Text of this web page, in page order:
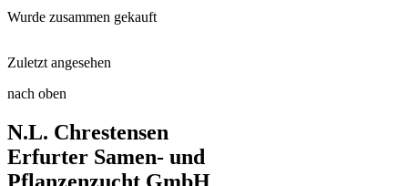
Schacht Wurzel Power, 950g
Wurde zusammen gekauft
Himbeerbaum Raspbeary
Honigbeere Balalaika®
Zuletzt angesehen
Tayberry Buckingham
nach oben
N.L. Chrestensen
Erfurter Samen- und